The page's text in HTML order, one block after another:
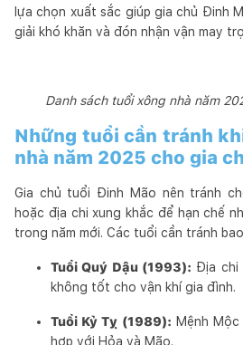
lựa chọn xuất sắc giúp gia chủ Đinh
giải khó khăn và đón nhận vận may
Danh sách tuổi xông nhà năm
Những tuổi cần tránh
nhà năm 2025 cho gia
Gia chủ tuổi Đinh Mão nên tránh
hoặc địa chi xung khắc để hạn chế
trong năm mới. Các tuổi cần tránh
Tuổi Quý Dậu (1993): Địa chi
không tốt cho vận khí gia đình.
Tuổi Kỷ Tỵ (1989): Mệnh
hợp với Hỏa và Mão.